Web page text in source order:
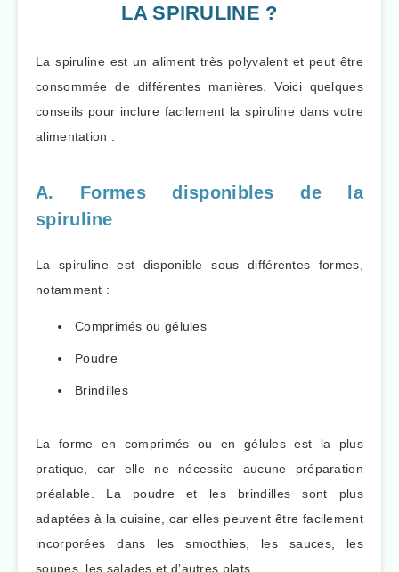
LA SPIRULINE ?
La spiruline est un aliment très polyvalent et peut être
consommée de différentes manières. Voici quelques
conseils pour inclure facilement la spiruline dans votre
alimentation :
A. Formes disponibles de la
spiruline
La spiruline est disponible sous différentes formes,
notamment :
Comprimés ou gélules
Poudre
Brindilles
La forme en comprimés ou en gélules est la plus
pratique, car elle ne nécessite aucune préparation
préalable. La poudre et les brindilles sont plus
adaptées à la cuisine, car elles peuvent être facilement
incorporées dans les smoothies, les sauces, les
soupes, les salades et d’autres plats.